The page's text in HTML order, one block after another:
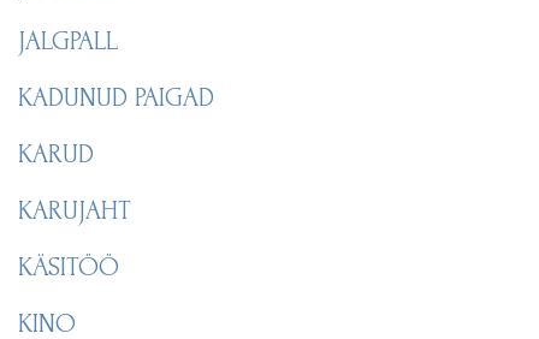
JALGPALL
KADUNUD PAIGAD
KARUD
KARUJAHT
KÄSITÖÖ
KINO